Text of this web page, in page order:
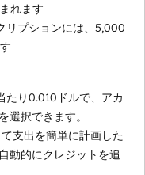
れます
リプションには、5,000
たり0.010ドルで、アカ
選択できます。
支出を簡単に計画した
動的にクレジットを追